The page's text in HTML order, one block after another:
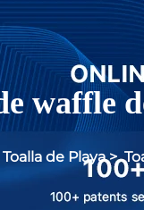
waffle
Toalla de Playa>